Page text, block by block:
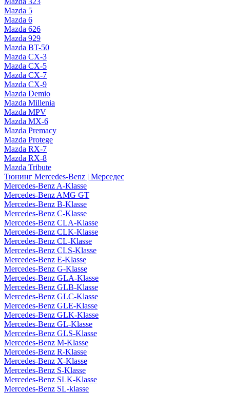
Mazda 5
Mazda 6
Mazda 626
Mazda 929
Mazda BT-50
Mazda CX-3
Mazda CX-5
Mazda CX-7
Mazda CX-9
Mazda Demio
Mazda Millenia
Mazda MPV
Mazda MX-6
Mazda Premacy
Mazda Protege
Mazda RX-7
Mazda RX-8
Mazda Tribute
Тюнинг Mercedes-Benz | Мерседес
Mercedes-Benz A-Klasse
Mercedes-Benz AMG GT
Mercedes-Benz B-Klasse
Mercedes-Benz C-Klasse
Mercedes-Benz CLA-Klasse
Mercedes-Benz CLK-Klasse
Mercedes-Benz CL-Klasse
Mercedes-Benz CLS-Klasse
Mercedes-Benz E-Klasse
Mercedes-Benz G-Klasse
Mercedes-Benz GLA-Klasse
Mercedes-Benz GLB-Klasse
Mercedes-Benz GLC-Klasse
Mercedes-Benz GLE-Klasse
Mercedes-Benz GLK-Klasse
Mercedes-Benz GL-Klasse
Mercedes-Benz GLS-Klasse
Mercedes-Benz M-Klasse
Mercedes-Benz R-Klasse
Mercedes-Benz X-Klasse
Mercedes-Benz S-Klasse
Mercedes-Benz SLK-Klasse
Mercedes-Benz SL-klasse